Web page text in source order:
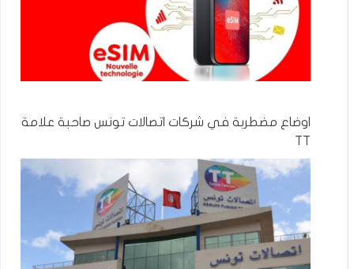
اوضاع مضطربة في شركات اتصالات تونس صاحبة علامة
TT